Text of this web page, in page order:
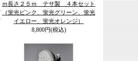
ｍ長さ２５ｍ テサ製 ４本セット
（蛍光ピンク、蛍光グリーン、蛍光
イエロー、蛍光オレンジ）
8,800円(税込)